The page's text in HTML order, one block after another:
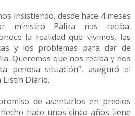
insistiendo, desde hace 4 meses
ministro Paliza nos reciba.
la realidad que vivimos, las
y los problemas para dar de
Queremos que nos reciba y nos
penosa situación”, aseguró el
Listín Diario.
de asentarlos en predios
hace unos cinco años tiene